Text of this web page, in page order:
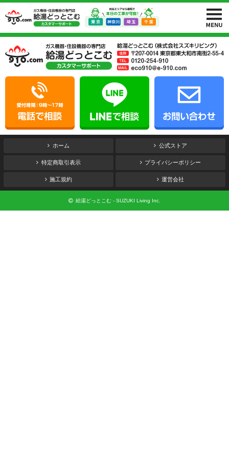
ホーム 公式ストア
特定商取引表示 プライバシーポリシー
施工規約 運営会社
給湯どっとこむ - SUZUKI Living Inc.